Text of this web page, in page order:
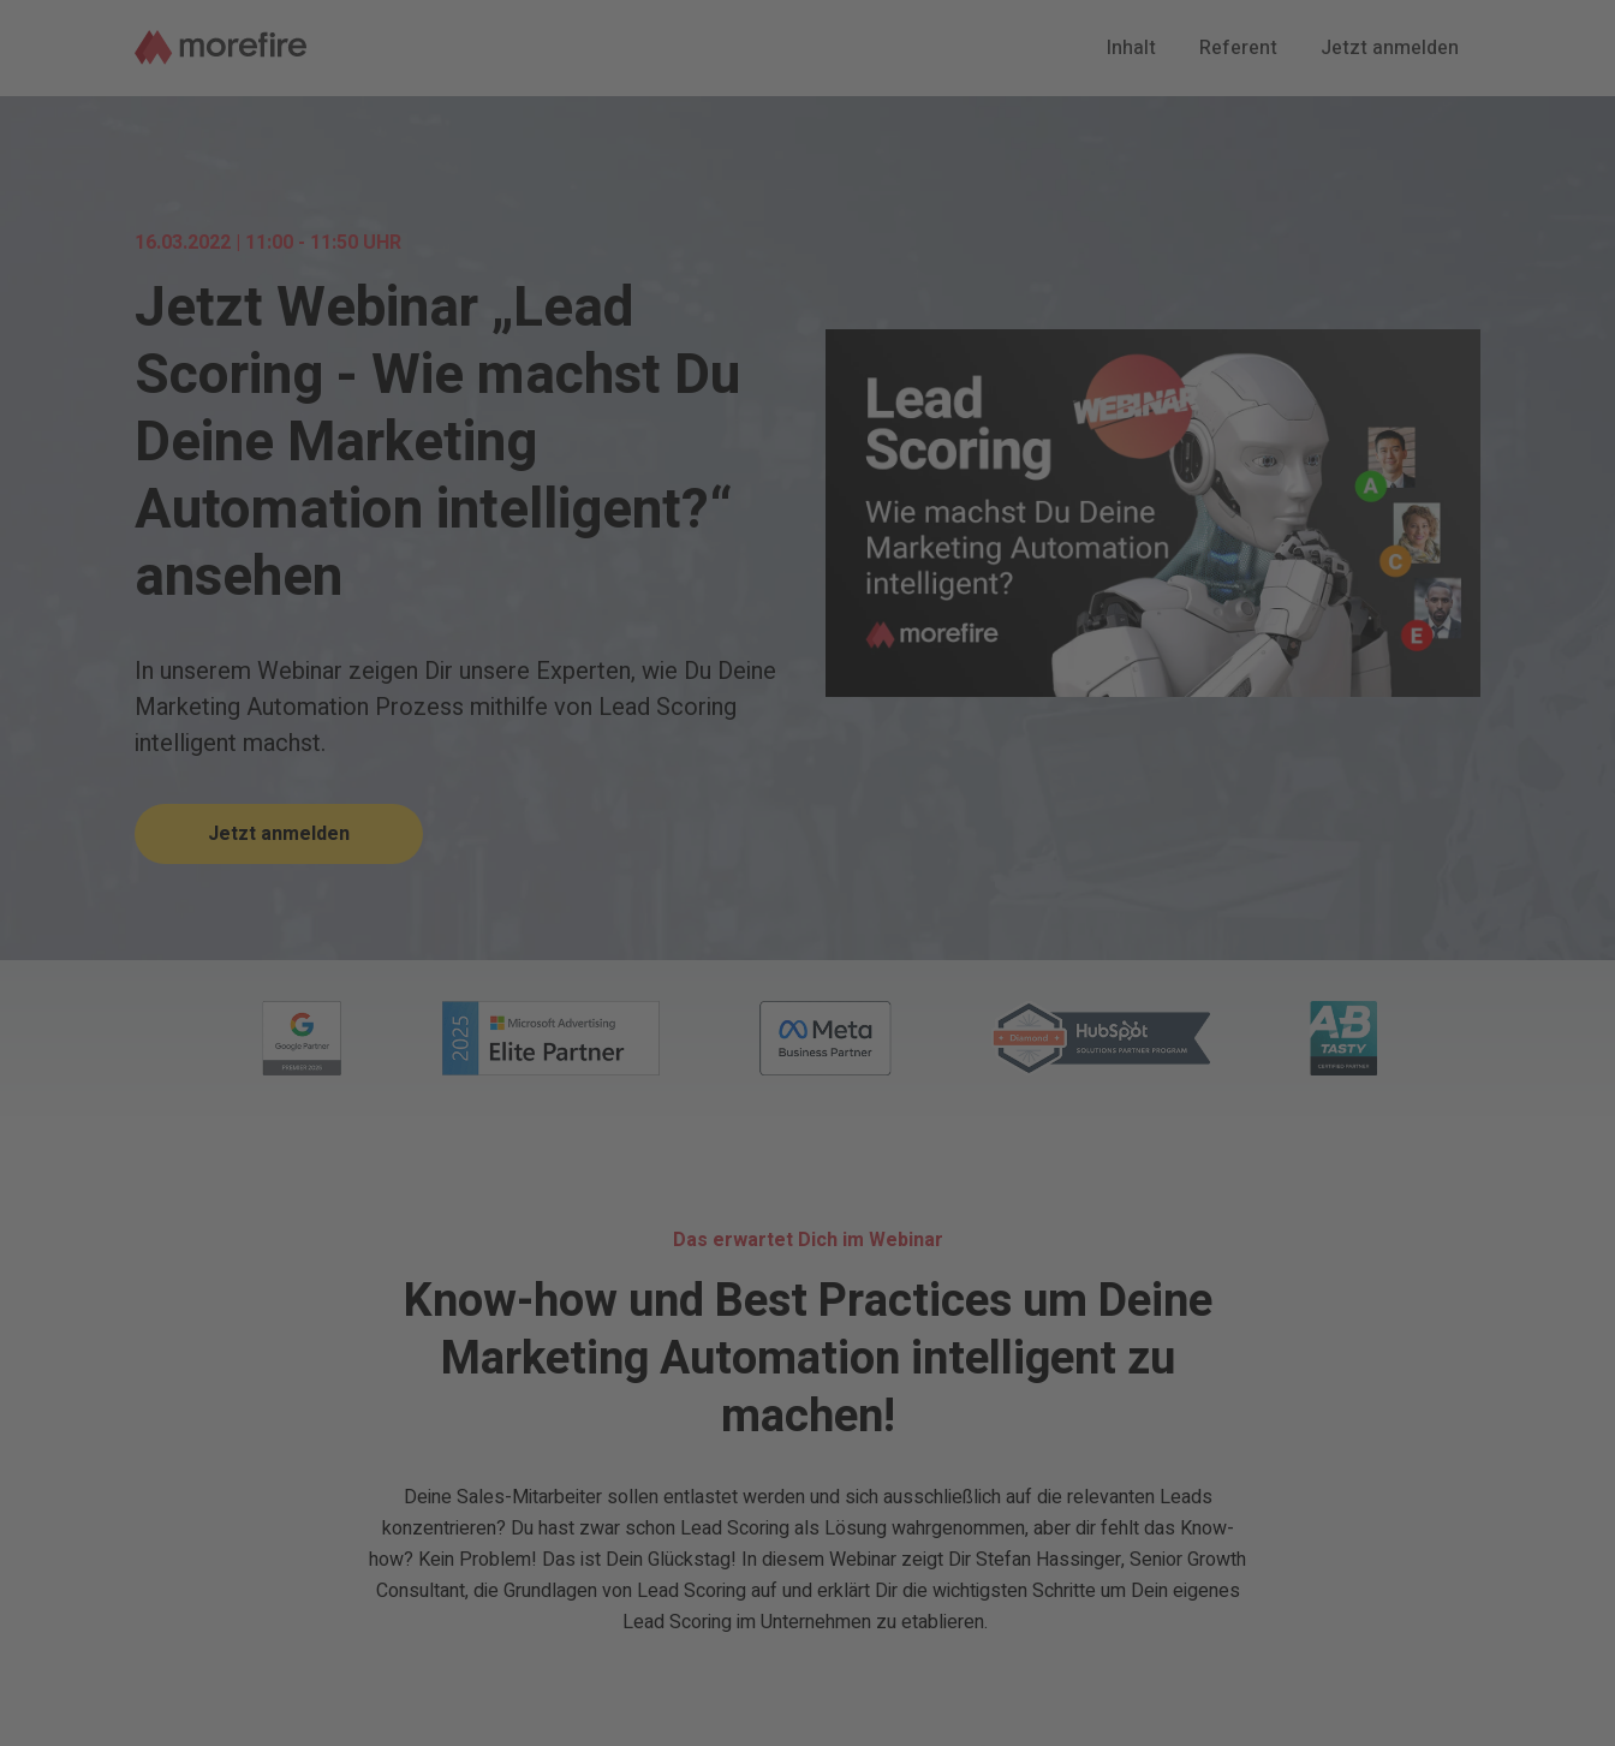
Inhalt Referent Jetzt anmelden
16.03.2022 | 11:00 - 11:50 UHR
Jetzt Webinar „Lead
Scoring - Wie machst Du
Deine Marketing
Automation intelligent?“
ansehen
In unserem Webinar zeigen Dir unsere Experten, wie Du Deine
Marketing Automation Prozess mithilfe von Lead Scoring
intelligent machst.
Jetzt anmelden
Das erwartet Dich im Webinar
Know-how und Best Practices um Deine
Marketing Automation intelligent zu
machen!
Deine Sales-Mitarbeiter sollen entlastet werden und sich ausschließlich auf die relevanten Leads
konzentrieren? Du hast zwar schon Lead Scoring als Lösung wahrgenommen, aber dir fehlt das Know-
how? Kein Problem! Das ist Dein Glückstag! In diesem Webinar zeigt Dir Stefan Hassinger, Senior Growth
Consultant, die Grundlagen von Lead Scoring auf und erklärt Dir die wichtigsten Schritte um Dein eigenes
Lead Scoring im Unternehmen zu etablieren.